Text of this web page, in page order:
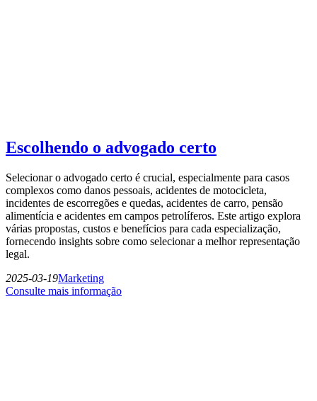
Escolhendo o advogado certo
Selecionar o advogado certo é crucial, especialmente para casos
complexos como danos pessoais, acidentes de motocicleta,
incidentes de escorregões e quedas, acidentes de carro, pensão
alimentícia e acidentes em campos petrolíferos. Este artigo explora
várias propostas, custos e benefícios para cada especialização,
fornecendo insights sobre como selecionar a melhor representação
legal.
2025-03-19Marketing
Consulte mais informação